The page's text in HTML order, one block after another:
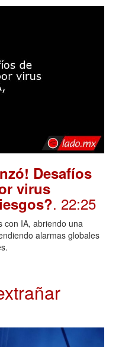
Desafíos
virus
. 22:25
con IA, abriendo una
alarmas globales